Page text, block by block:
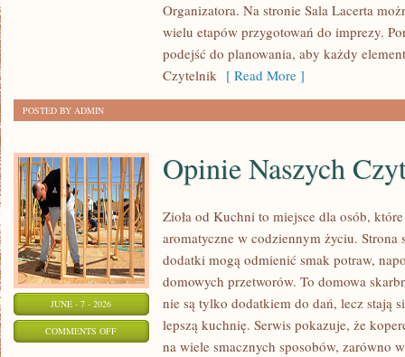
Organizatora. Na stronie Sala Lacerta
wielu etapów przygotowań do imprezy.
podejść do planowania, aby każdy
Czytelnik [ Read More ]
POSTED BY ADMIN
JUNE - 7 - 2026
COMMENTS OFFON
Opinie Naszych
Zioła od Kuchni to miejsce dla osób,
aromatyczne w codziennym życiu.
dodatki mogą odmienić smak potraw,
domowych przetworów. To domowa
nie są tylko dodatkiem do dań, lecz stają
lepszą kuchnię. Serwis pokazuje, że
na wiele smacznych sposobów, zarówno